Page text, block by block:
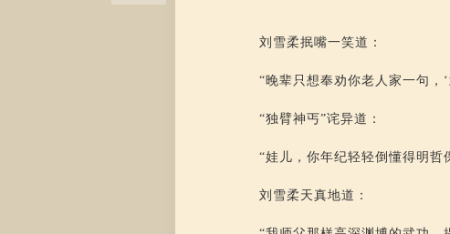
刘雪柔抿嘴一笑道：
“晚辈只想奉劝你老人家一句，
“独臂神丐”诧异道：
“娃儿，你年纪轻轻倒懂得明哲
刘雪柔天真地道：